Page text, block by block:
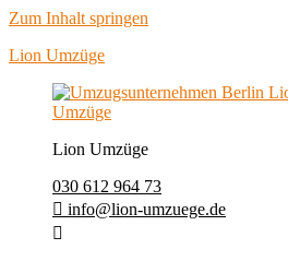
Zum Inhalt springen
Lion Umzüge
Lion Umzüge
030 612 964 73
info@lion-umzuege.de